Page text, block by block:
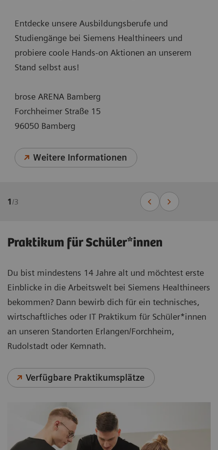
Entdecke unsere Ausbildungsberufe und
Studiengänge bei Siemens Healthineers und
probiere coole Hands-on Aktionen an unserem
Stand selbst aus!
brose ARENA Bamberg
Forchheimer Straße 15
96050 Bamberg
Weitere Informationen
1 /3
Praktikum für Schüler*innen
Du bist mindestens 14 Jahre alt und möchtest erste
Einblicke in die Arbeitswelt bei Siemens Healthineers
bekommen? Dann bewirb dich für ein technisches,
wirtschaftliches oder IT Praktikum für Schüler*innen
an unseren Standorten Erlangen/Forchheim,
Rudolstadt oder Kemnath.
Verfügbare Praktikumsplätze